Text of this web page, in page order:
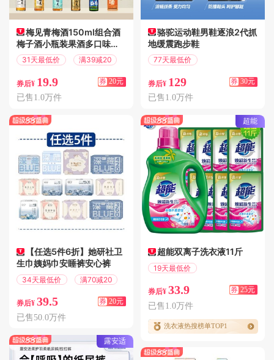
梅见青梅酒150ml组合酒
梅子酒小瓶装果酒多口味尝
鲜伴手礼光
31天最低价 满39减20
券后¥ 19.9 券 20元
已售1.0万件
【任选5件6折】她研社卫
生巾姨妈巾安睡裤安心裤
34天最低价 满70减20
券后¥ 39.5 券 20元
已售50.0万件
露安适
骆驼运动鞋男鞋逐浪2代抓
地缓震跑步鞋
77天最低价
券后¥ 129 券 30元
已售1.0万件
超能
超能双离子洗衣液11斤
19天最低价
券后¥ 33.9 券 25元
已售1.0万件
洗衣液热搜榜单TOP1